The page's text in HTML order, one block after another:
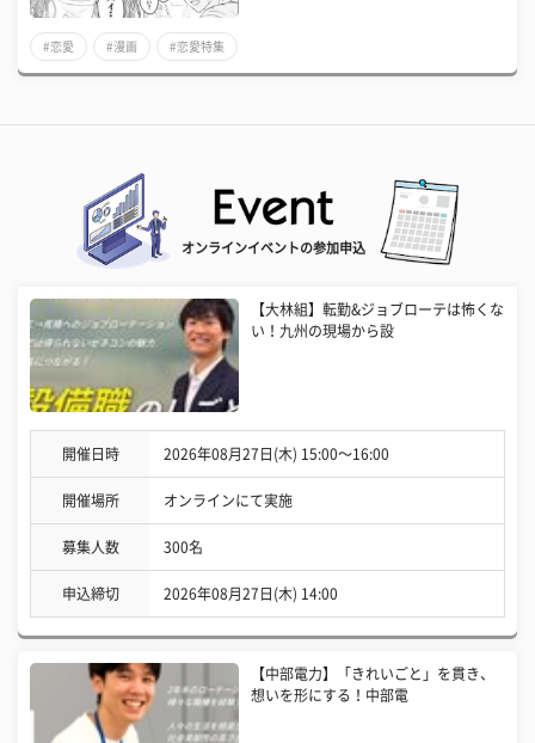
#恋愛 #漫画 #恋愛特集
オンラインイベントの参加申込
【大林組】転勤&ジョブローテは怖くな
い！九州の現場から設
開催日時 2026年08月27日(木) 15:00〜16:00
開催場所 オンラインにて実施
募集人数 300名
申込締切 2026年08月27日(木) 14:00
【中部電力】「きれいごと」を貫き、
想いを形にする！中部電